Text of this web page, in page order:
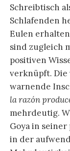
ist.
Auf einer
sich ein
Verstand
komplex sie
ausgearbeitet.
1797 formuliert